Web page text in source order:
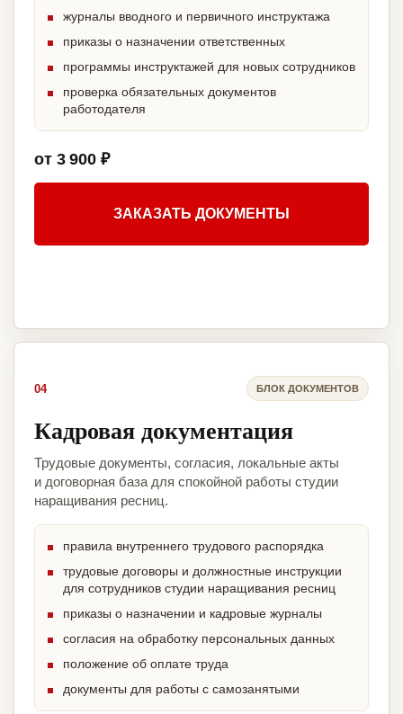
журналы вводного и первичного инструктажа
приказы о назначении ответственных
программы инструктажей для новых сотрудников
проверка обязательных документов
работодателя
от 3 900 ₽
ЗАКАЗАТЬ ДОКУМЕНТЫ
04 БЛОК ДОКУМЕНТОВ
Кадровая документация
Трудовые документы, согласия, локальные акты
и договорная база для спокойной работы студии
наращивания ресниц.
правила внутреннего трудового распорядка
трудовые договоры и должностные инструкции
для сотрудников студии наращивания ресниц
приказы о назначении и кадровые журналы
согласия на обработку персональных данных
положение об оплате труда
документы для работы с самозанятыми